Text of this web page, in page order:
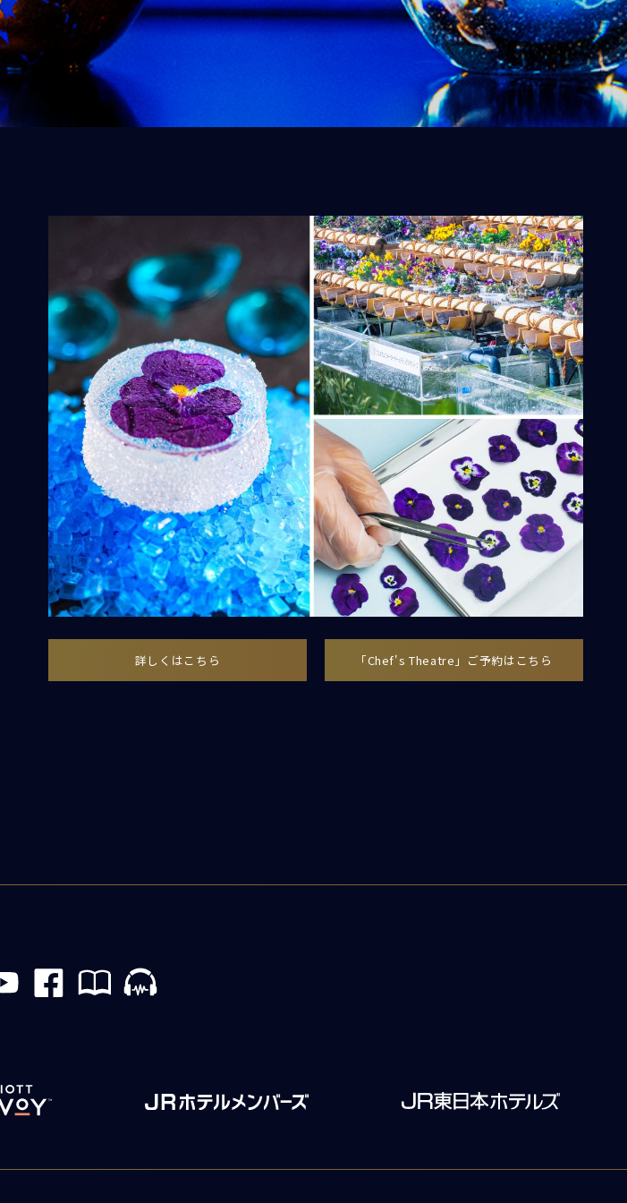
詳しくはこちら 「Chef's Theatre」ご予約はこちら